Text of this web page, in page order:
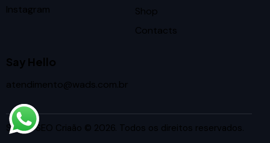
Instagram
Shop
Contacts
Say Hello
atendimento@wads.com.br
Studio SEO Criaão © 2026. Todos os direitos reservados.